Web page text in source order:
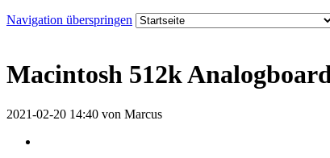
Navigation überspringen
Macintosh 512k
2021-02-20 14:40 von Marcus